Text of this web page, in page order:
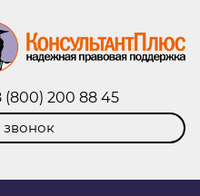
(800) 200 88 45
звонок